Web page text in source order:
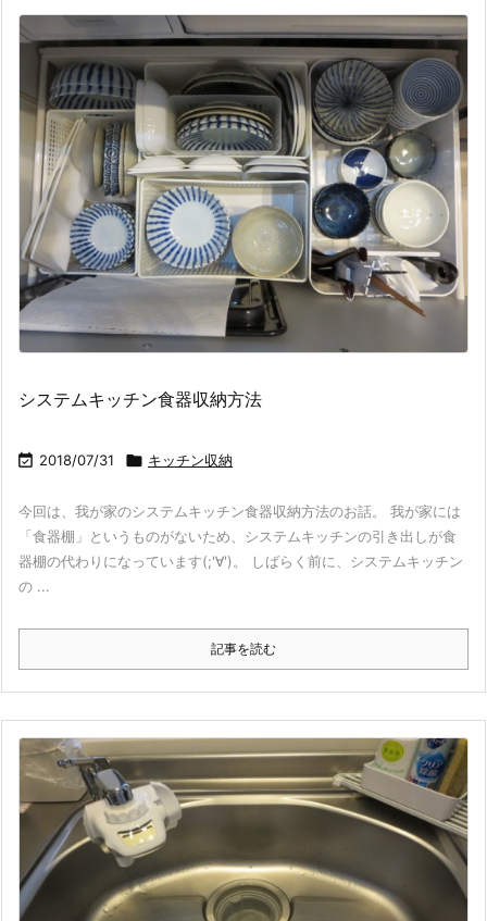
システムキッチン食器収納方法
 2018/07/31  キッチン収納
今回は、我が家のシステムキッチン食器収納方法のお話。 我が家には
「食器棚」というものがないため、システムキッチンの引き出しが食
器棚の代わりになっています(;'∀')。 しばらく前に、システムキッチン
の ...
記事を読む